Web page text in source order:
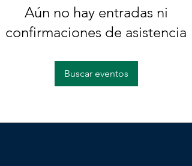
Aún no hay entradas ni
confirmaciones de asistencia
Buscar eventos